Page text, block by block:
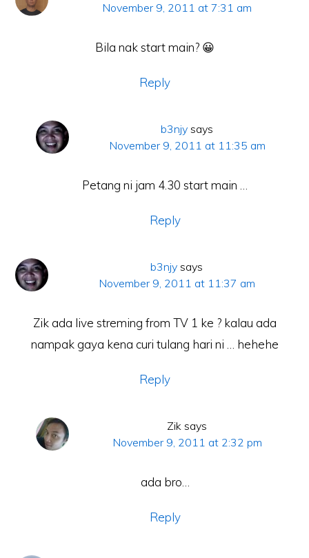
November 9, 2011 at 7:31 am
Bila nak start main? 😀
Reply
b3njy says
November 9, 2011 at 11:35 am
Petang ni jam 4.30 start main …
Reply
b3njy says
November 9, 2011 at 11:37 am
Zik ada live streming from TV 1 ke ? kalau ada
nampak gaya kena curi tulang hari ni … hehehe
Reply
Zik says
November 9, 2011 at 2:32 pm
ada bro…
Reply
ENTERPRISE (JR0050749-T) beralamat di POS 157, KAMPUNG PARIT
NO2, JALAN YUSOF, 83610, MUAR, JOHOR.